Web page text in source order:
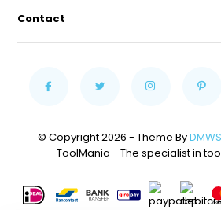
Contact
© Copyright 2026 - Theme ByDMWS
ToolMania - The specialist in